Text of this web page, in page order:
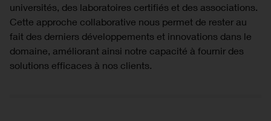
universités, des laboratoires certifiés et des associations.
Cette approche collaborative nous permet de rester au
fait des derniers développements et innovations dans le
domaine, améliorant ainsi notre capacité à fournir des
solutions efficaces à nos clients.